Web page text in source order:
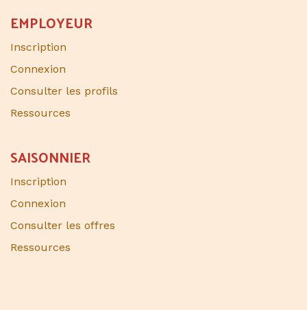
EMPLOYEUR
Inscription
Connexion
Consulter les profils
Ressources
SAISONNIER​
Inscription
Connexion
Consulter les offres
Ressources